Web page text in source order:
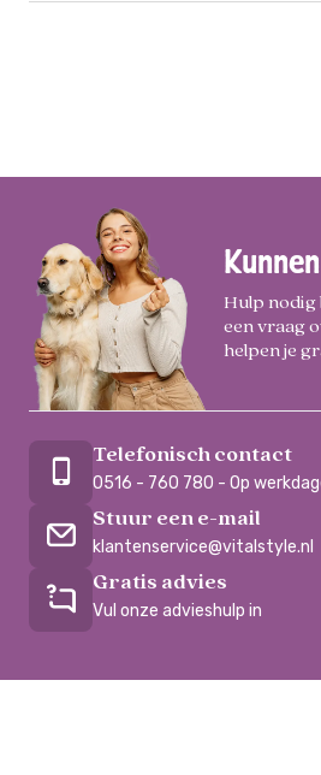
Hulp nodig
een vraag
helpen je
Telefonisch contact
0516 - 760 780 - Op
Stuur een e-mail
klantenservice@vitalstyle.nl
Gratis advies
Vul onze advieshulp in